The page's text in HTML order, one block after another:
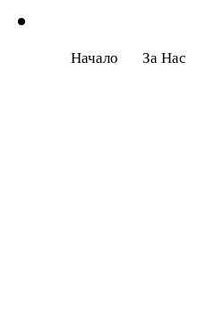
Начало За Нас